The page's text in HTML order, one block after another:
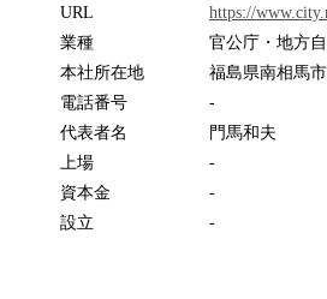
URL
https://
業種
官公庁・地方
本社所在地
福島県南相馬
電話番号
-
代表者名
門馬和夫
上場
-
資本金
-
設立
-